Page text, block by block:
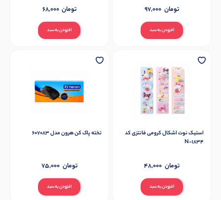
افزودن به سبد
97,000 تومان
افزودن به سبد
68,000 تومان
استیک نوت اشکال کرومی فانتزی کد
N-1834
افزودن به سبد
48,000 تومان
تخته پاک کن هرون مدل 607083
افزودن به سبد
75,000 تومان